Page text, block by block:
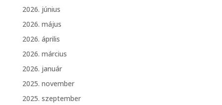
2026. június
2026. május
2026. április
2026. március
2026. január
2025. november
2025. szeptember